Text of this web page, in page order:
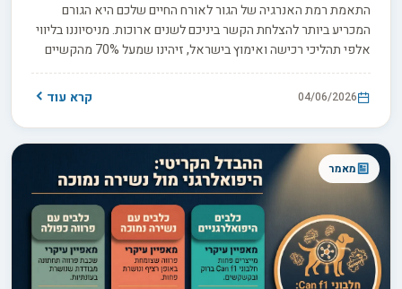
התאמת רמת האנרגיה של הגור לאורח החיים שלכם היא הגורם
המכריע ביותר להצלחת הקשר ביניכם לשנים ארוכות. מניסיוננו בליווי
אלפי תהליכי רכישה ואימוץ בישראל, זיהינו שמעל 70% מהקשיים
בשנה הראשונה נובעים מחוסר התאמה בין הגור לסדר היום של
המשפחה. שאילת השאלות הנכונות לפני ההחלטה אינה רק כלי
מעשי, אלא ביטוי של אחריות כלפי בעל החיים שיצטרף אליכם.
המדריך הבא יצייד אתכם בשאלות ממוקדות לבחינת אופי הגור,
יסביר כיצד לזהות סימני אזהרה אצל המוכר, ויעזור לכם לקבל את
ההחלטה הנכונה.
04/06/2026 קרא עוד
מאמר